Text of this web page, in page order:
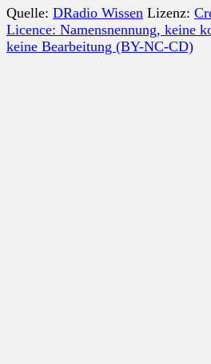
Quelle: DRadio Wissen Lizenz:
Licence: Namensnennung, keine
keine Bearbeitung (BY-NC-CD)